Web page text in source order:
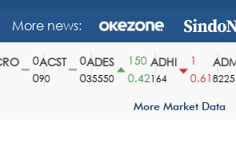
More news:
ACST
90
ADES
35550
150
0.42
ADHI
164
0.61
ADMF
8225
More Market Data